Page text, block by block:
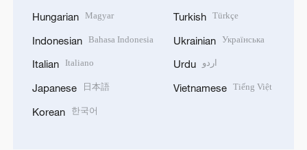
Hungarian Magyar
Indonesian Bahasa Indonesia
Italian Italiano
Japanese 日本語
Korean 한국어
Turkish Türkçe
Ukrainian Українська
Urdu اردو
Vietnamese Tiếng Việt